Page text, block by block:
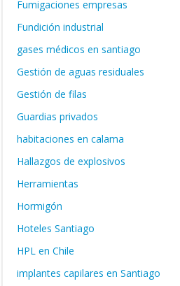
Fumigaciones empresas
Fundición industrial
gases médicos en santiago
Gestión de aguas residuales
Gestión de filas
Guardias privados
habitaciones en calama
Hallazgos de explosivos
Herramientas
Hormigón
Hoteles Santiago
HPL en Chile
implantes capilares en Santiago